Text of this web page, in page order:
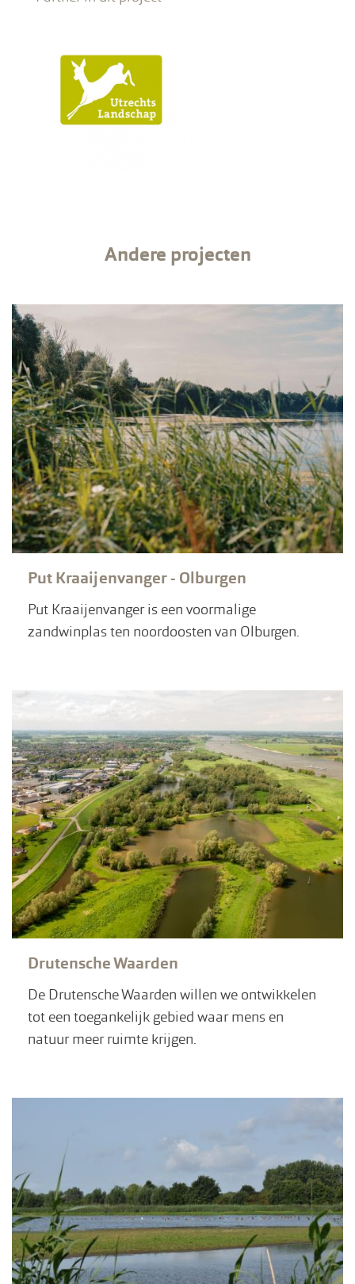
Andere projecten
Put Kraaijenvanger - Olburgen
Put Kraaijenvanger is een voormalige
zandwinplas ten noordoosten van Olburgen.
Drutensche Waarden
De Drutensche Waarden willen we ontwikkelen
tot een toegankelijk gebied waar mens en
natuur meer ruimte krijgen.